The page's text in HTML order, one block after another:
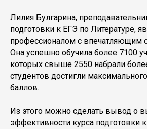
Лилия Булгарина,
подготовки к ЕГЭ по Литературе,
профессионалом с впечатляющим
Она успешно обучила более 7100
которых свыше 2550 набрали
студентов достигли
баллов.
Из этого можно сделать вывод о
эффективности курса подготовки